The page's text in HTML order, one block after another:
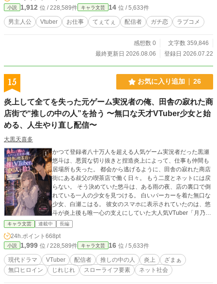
けるためにVtuberとして活動していた。 ​同じ事務所のライバ
ーとはほとんど絡まない、連絡も必要最低限。そんな生活を2
年続けていたある日。事務所の不手際で半年前にデビューし
て…… ​この物語は正体を隠しながら『姫宮ましろ』として活
動する主人公と、ガチで陰キャでコミュ障な後輩ちゃんのVtu
かしいラブコメ」から、次第に事務所全体を巻き込んだ熱い
『お仕事ドラマ』へとスケールアップ！たまに訪れる糖度高
めな展開もお楽しみに。 ​【リアルすぎる配信パート(^-^)v】
配信シーンはほぼ地の文なし！「」が枠主、《》が通話越
し。チャット欄とライバーたちの生きた会話を、実際のアー
カイブを観るような「箱推しリスナー」の気分で楽しめま
す！ ​登場人物は多いですが、それこそがVtuber事務所『Fmす
「箱推し」の楽しさ、「てぇてぇ」のエモさを、ぜひ肌で感
じてください！✨ （※前世持ちのライバーさんが配信パート
で弄られることがありますが、これはエンターテイメントで
す。現実には『あり得ない』のは分かっています） ​🎵 【オリ
ジナル楽曲＆イラスト】 ライバーのイラストやオリジナル曲
（イメージソング）をYouTubeで公開中！物語のイメージ補
完にぜひ！o(^-^o)(o^-^)o ↓私のYouTubeチャンネル https://yo
utube.com/channel/UCbKXUo85EenvzaiA5Qbe3pA?si=zE9L
WNVW7b1n0iT7
小説 1,912 位 / 228,589件 キャラ文芸 14 位 / 5,633件
男主人公 Vtuber お仕事 てぇてぇ 配信者 ガチ恋 ラブコメ
感想数 0
文字数 359,846
最終更新日 2026.08.06
登録日 2026.07.22
15 お気に入り追加 26
炎上して全てを失った元ゲーム実況者の俺、田舎の寂れた商
店街で“推しの中の人”を拾う 〜無口な天才VTuber少女と始
める、人生やり直し配信〜
大黒天喜多
かつて登録者八十万人を超える人気ゲーム実況者だった黒瀬
悠斗は、悪質な切り抜きと捏造炎上によって、仕事も仲間も
居場所も失った。 都会から逃げるように、田舎の寂れた商店
街にある叔父の喫茶店で働く日々。 もう二度とネットには戻
らない。 そう決めていた悠斗は、ある雨の夜、店の裏口で倒
れている一人の少女を見つける。 白いパーカーを着た無口な
少女、白瀬こはる。 彼女のスマホに表示されていたのは、悠
斗が炎上後も唯一心の支えにしていた大人気VTuber「月乃こ
はね」の公式アカウントだった。 明るく元気な配信で多くの
人を救ってきた彼女は、現実では誰にも助けを求められず、
事務所トラブル、過労、アンチコメント、家族問題に追い詰
められていた。 推しの中の人を拾ってしまった元炎上実況
者。 声だけで世界を救ってきた、壊れかけの天才少女。 二人
は正体を隠したまま、古びた喫茶店から小さな匿名ラジオ配
信を始める。 最初の同時接続は、たった十二人。 けれどその
キャラ文芸 連載中 長編
24h.ポイント 668pt
小説 1,999 位 / 228,589件 キャラ文芸 16 位 / 5,633件
現代ドラマ VTuber 配信者 推しの中の人 炎上
ざまぁ
無口ヒロイン
じれじれ スローライフ要素 ネット社会